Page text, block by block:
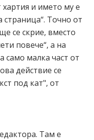
и името му е
Точно от
се скрие, вместо
повече“, а на
само малка част от
действие се
под кат", от
Там е